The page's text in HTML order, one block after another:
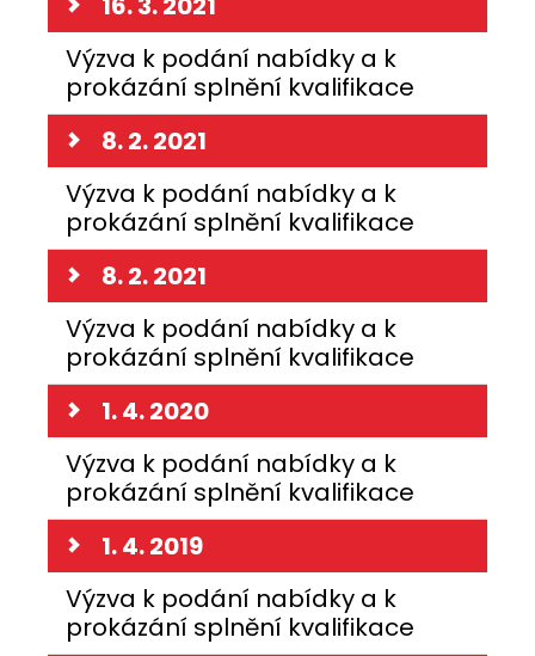
Výzva k podání nabídky a k
prokázání splnění kvalifikace
8. 2. 2021
Výzva k podání nabídky a k
prokázání splnění kvalifikace
8. 2. 2021
Výzva k podání nabídky a k
prokázání splnění kvalifikace
1. 4. 2020
Výzva k podání nabídky a k
prokázání splnění kvalifikace
1. 4. 2019
Výzva k podání nabídky a k
prokázání splnění kvalifikace